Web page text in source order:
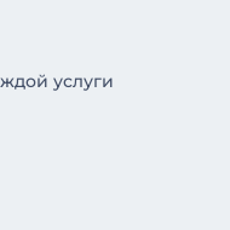
услуги